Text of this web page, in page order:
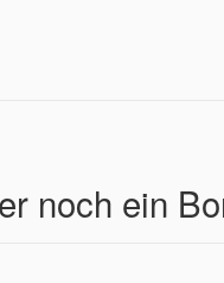
noch ein